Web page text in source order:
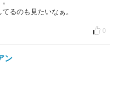
るのも見たいなぁ。
0
ン